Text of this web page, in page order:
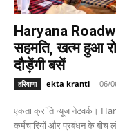
Haryana
सहमति, खत्म हुआ
दौड़ेंगी बसें
हरियाणा ekta kranti - 06/
एकता क्रांति न्यूज नेटवर्क।
कर्मचारियों और प्रबंधन के बीच